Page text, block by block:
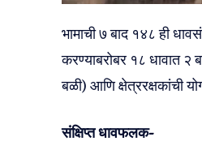
भामाची ७ बाद १४८ ही
करण्याबरोबर १८ धावात २
बळी) आणि क्षेत्ररक्षकांची
संक्षिप्त धावफलक-